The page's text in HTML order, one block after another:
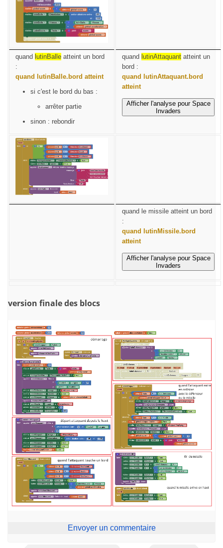
quand lutinBalle atteint un bord
:
quand lutinBalle.bord atteint
si c'est le bord du bas :
arrêter partie
sinon : rebondir
quand lutinAttaquant atteint un
bord :
quand lutinAttaquant.bord
atteint
Afficher l'analyse pour Space
Invaders
quand le missile atteint un bord
:
quand lutinMissile.bord
atteint
Afficher l'analyse pour Space
Invaders
version finale des blocs
Envoyer un commentaire